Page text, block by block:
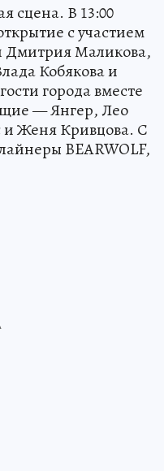
сцена. В 13:00
с участием
Дмитрия Маликова,
Кобякова и
города вместе
— Янгер, Лео
Женя Кривцова. С
BEARWOLF,